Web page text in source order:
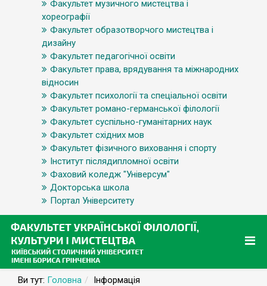
Факультет музичного мистецтва і
хореографії
Факультет образотворчого мистецтва і
дизайну
Факультет педагогічної освіти
Факультет права, врядування та міжнародних
відносин
Факультет психології та спеціальної освіти
Факультет романо-германської філології
Факультет суспільно-гуманітарних наук
Факультет східних мов
Факультет фізичного виховання і спорту
Інститут післядипломної освіти
Фаховий коледж "Універсум"
Докторська школа
Портал Університету
Ви тут: Головна
Інформація